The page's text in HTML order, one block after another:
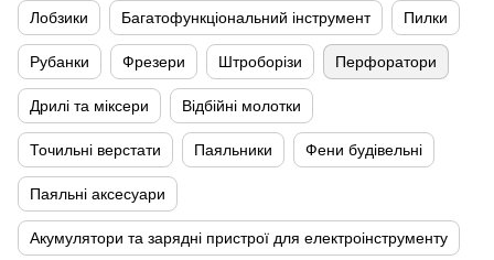
Лобзики Багатофункціональний інструмент Пилки
Рубанки Фрезери Штроборізи Перфоратори
Дрилі та міксери Відбійні молотки
Точильні верстати Паяльники Фени будівельні
Паяльні аксесуари
Акумулятори та зарядні пристрої для електроінструменту